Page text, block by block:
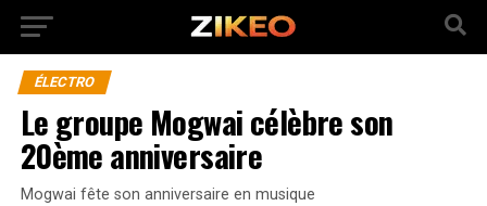
ÉLECTRO
Le groupe Mogwai célèbre son
20ème anniversaire
Mogwai fête son anniversaire en musique